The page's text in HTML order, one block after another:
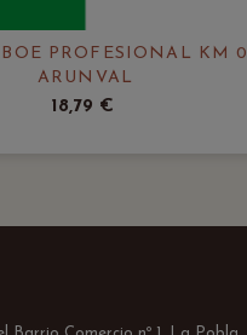
PROFESIONAL KM 0
ARUNVAL
18,79 €